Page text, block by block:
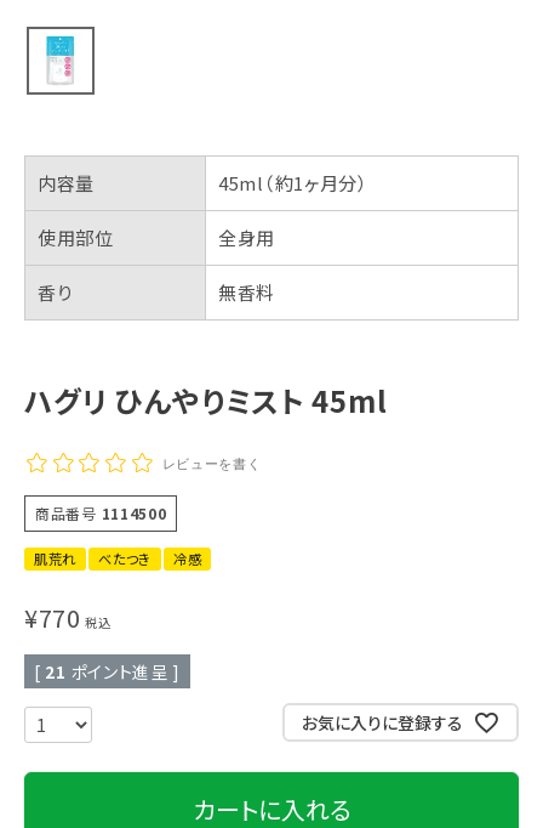
内容量 45ml（約1ヶ月分）
使用部位 全身用
香り 無香料
ハグリ ひんやりミスト 45ml
レビューを書く
商品番号 1114500
肌荒れ べたつき 冷感
¥770 税込
[ 21 ポイント進呈 ]
お気に入りに登録する
カートに入れる